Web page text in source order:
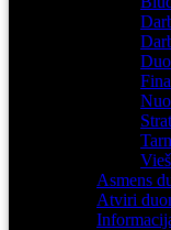
Asmens
Atviri